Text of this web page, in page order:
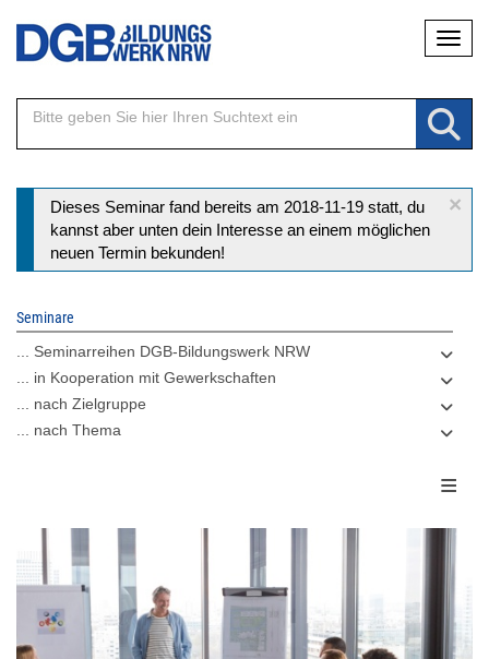
Direkt
Inhalt
×
Statusmeldung
Dieses Seminar fand bereits am 2018-11-19 statt, du
kannst aber unten dein Interesse an einem möglichen
neuen Termin bekunden!
Seminare
... Seminarreihen DGB-Bildungswerk NRW
... in Kooperation mit Gewerkschaften
... nach Zielgruppe
... nach Thema